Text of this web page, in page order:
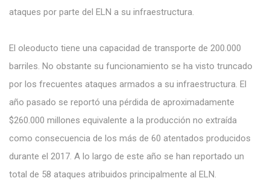
ataques por parte del ELN a su infraestructura.
El oleoducto tiene una capacidad de transporte de 200.000
barriles. No obstante su funcionamiento se ha visto truncado
por los frecuentes ataques armados a su infraestructura. El
año pasado se reportó una pérdida de aproximadamente
$260.000 millones equivalente a la producción no extraída
como consecuencia de los más de 60 atentados producidos
durante el 2017. A lo largo de este año se han reportado un
total de 58 ataques atribuidos principalmente al ELN.